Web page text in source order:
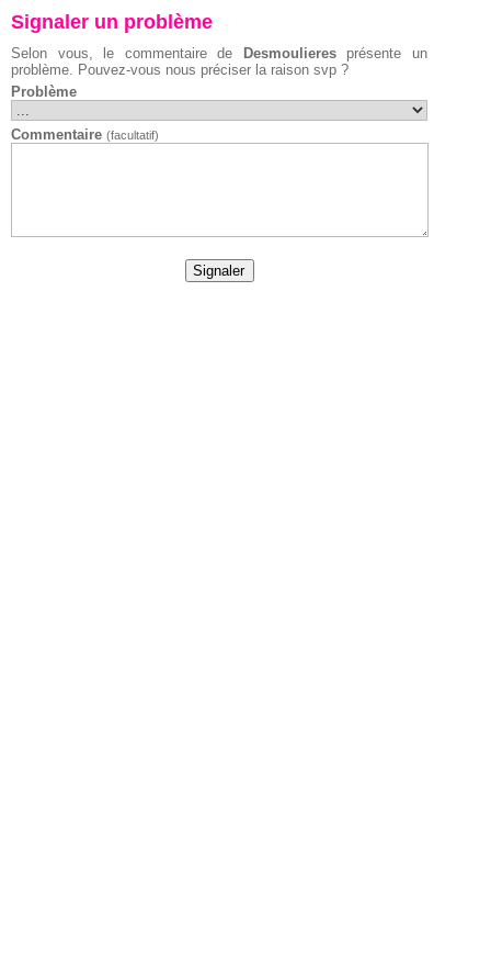
Signaler un problème
Selon vous, le commentaire de Desmoulieresprésente un
problème. Pouvez-vous nous préciser la raison svp ?
Problème
Commentaire (facultatif)